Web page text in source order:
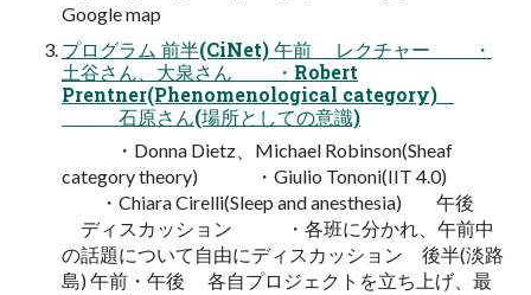
Google map
プログラム 前半(CiNet) 午前 レクチャー ・
土谷さん、大泉さん ・Robert
Prentner(Phenomenological category)
石原さん(場所としての意識)
・Donna Dietz、Michael Robinson(Sheaf
category theory) ・Giulio Tononi(IIT 4.0)
・Chiara Cirelli(Sleep and anesthesia) 午後
ディスカッション ・各班に分かれ、午前中
の話題について自由にディスカッション 後半(淡路
島) 午前・午後 各自プロジェクトを立ち上げ、最